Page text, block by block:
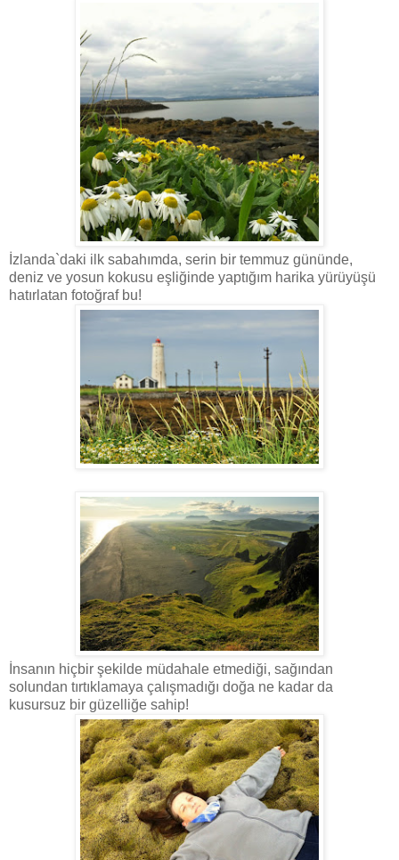
İzlanda`daki ilk sabahımda, serin bir temmuz gününde,
deniz ve yosun kokusu eşliğinde yaptığım harika yürüyüşü
hatırlatan fotoğraf bu!
İnsanın hiçbir şekilde müdahale etmediği, sağından
solundan tırtıklamaya çalışmadığı doğa ne kadar da
kusursuz bir güzelliğe sahip!